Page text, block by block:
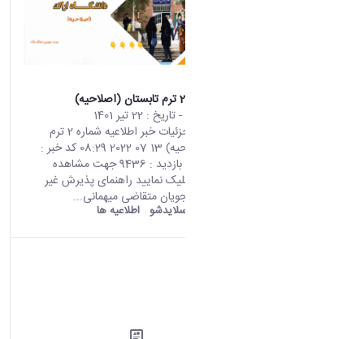
- تاریخ : 22 تیر 1401
صفحه اصلی جزئیات خبر اطلاعیه شماره 2 ترم
تابستان (اصلاحیه) 13 07 2022 08:29 کد خبر :
688091 تعداد بازدید : 9436 جهت مشاهده
اطلاعیه اینجا کلیک نمایید راهنمای پذیرش غیر
حضوری دانشجویان متقاضی میهمانی...
اسلایدشو اطلاعیه ها